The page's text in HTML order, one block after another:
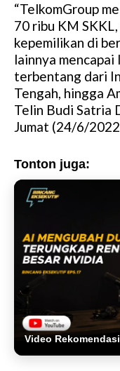
“TelkomGroup
70 ribu KM
kepemilikan di
lainnya
terbentang dari
Tengah, hingga
Telin Budi Satria
Jumat (24/6/
Tonton juga:
Video